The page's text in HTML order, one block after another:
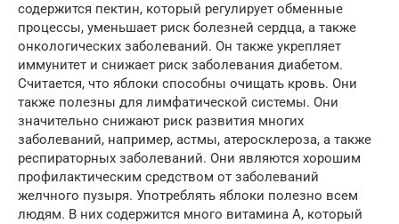
содержится пектин, который регулирует обменные
процессы, уменьшает риск болезней сердца, а также
онкологических заболеваний. Он также укрепляет
иммунитет и снижает риск заболевания диабетом.
Считается, что яблоки способны очищать кровь. Они
также полезны для лимфатической системы. Они
значительно снижают риск развития многих
заболеваний, например, астмы, атеросклероза, а также
респираторных заболеваний. Они являются хорошим
профилактическим средством от заболеваний
желчного пузыря. Употреблять яблоки полезно всем
людям. В них содержится много витамина А, который